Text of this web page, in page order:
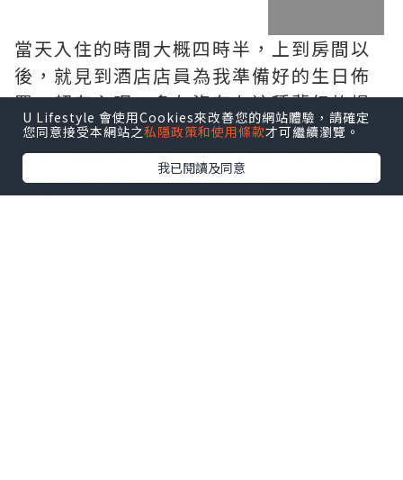
當天入住的時間大概四時半，上到房間以
後，就見到酒店店員為我準備好的生日佈
置，超有心呢。多久沒有在這種夢幻的場
景，看著180度大海景，看著窗上佈置，還
有床上的汽球，感覺很夢幻的。多久沒有
試過這種夢幻、興奮的感覺了。雖然他早
U Lifestyle 會使用Cookies來改善您的網站體驗，請確定
您同意接受本網站之私隱政策和使用條款才可繼續瀏覽。
我已閱讀及同意